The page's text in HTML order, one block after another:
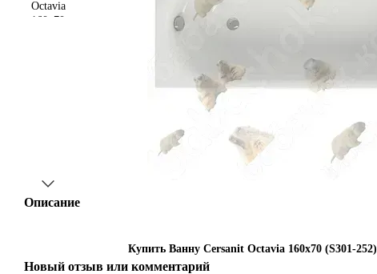
Описание
Купить Ванну Cersanit Octavia 160x70 (S301-
Новый отзыв или комментарий